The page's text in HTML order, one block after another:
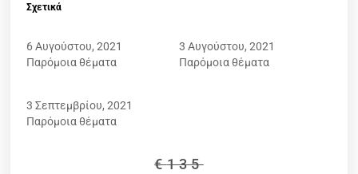
Σχετικά
6 Αυγούστου, 2021
Παρόμοια θέματα
3 Αυγούστου, 2021
Παρόμοια θέματα
3 Σεπτεμβρίου, 2021
Παρόμοια θέματα
€135